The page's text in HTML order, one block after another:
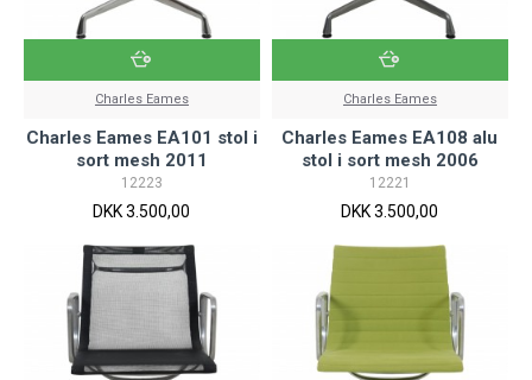
Charles Eames
Charles Eames EA101 stol i
sort mesh 2011
12223
DKK 3.500,00
Charles Eames
Charles Eames EA108 alu
stol i sort mesh 2006
12221
DKK 3.500,00